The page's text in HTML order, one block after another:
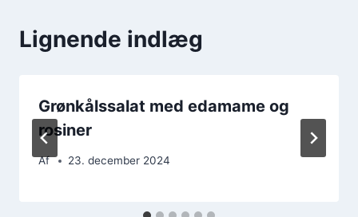
Lignende indlæg
Grønkålssalat med edamame og
rosiner
Af 23. december 2024